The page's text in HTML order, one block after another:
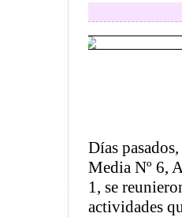
Días
Media Nº 6,
1, se
actividades